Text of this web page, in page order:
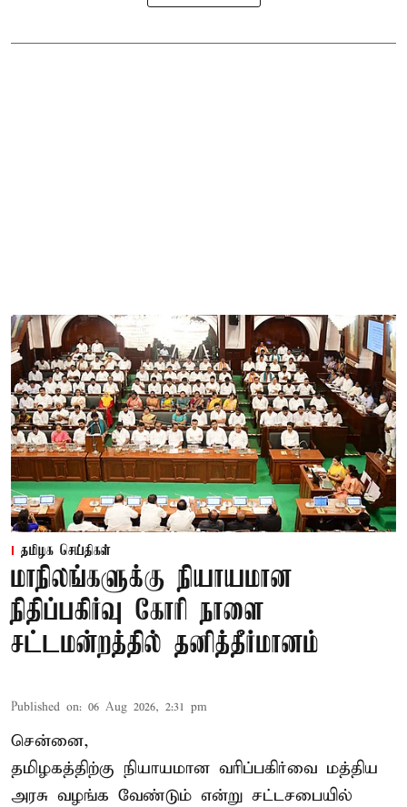
தமிழக செய்திகள்
மாநிலங்களுக்கு நியாயமான
நிதிப்பகிர்வு கோரி நாளை
சட்டமன்றத்தில் தனித்தீர்மானம்
Published on: 06 Aug 2026, 2:31 pm
சென்னை,
தமிழகத்திற்கு நியாயமான வரிப்பகிர்வை மத்திய
அரசு வழங்க வேண்டும் என்று சட்டசபையில்